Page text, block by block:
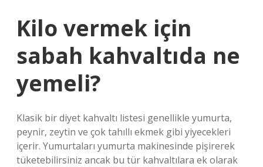
Kilo vermek için
sabah kahvaltıda ne
yemeli?
Klasik bir diyet kahvaltı listesi genellikle yumurta,
peynir, zeytin ve çok tahıllı ekmek gibi yiyecekleri
içerir. Yumurtaları yumurta makinesinde pişirerek
tüketebilirsiniz ancak bu tür kahvaltılara ek olarak